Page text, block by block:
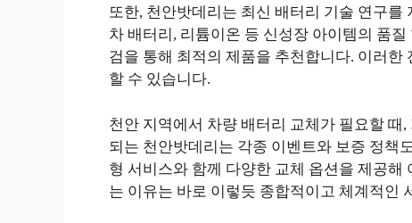
또한, 천안밧데리는 최신 배터리 기술 연구를
차 배터리, 리튬이온 등 신성장 아이템의 품
검을 통해 최적의 제품을 추천합니다. 이러
할 수 있습니다.
천안 지역에서 차량 배터리 교체가 필요할
되는 천안밧데리는 각종 이벤트와 보증 정책
형 서비스와 함께 다양한 교체 옵션을 제공
는 이유는 바로 이렇듯 종합적이고 체계적인